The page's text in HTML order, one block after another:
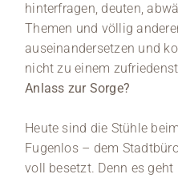
hinterfragen, deuten,
Themen und völlig
auseinandersetzen und
nicht zu einem
Anlass zur Sorge?
Heute sind die Stühle
Fugenlos – dem
voll besetzt. Denn es